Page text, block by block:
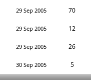
29 Sep 2005 70
29 Sep 2005 12
29 Sep 2005 26
30 Sep 2005 5